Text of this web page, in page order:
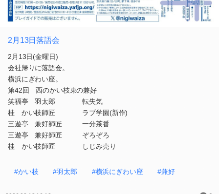
2月13日落語会
2月13日(金曜日)
会社帰りに落語会。
横浜にぎわい座。
第42回 西のかい枝東の兼好
笑福亭 羽太郎 転失気
桂 かい枝師匠 ラブ学園(新作)
三遊亭 兼好師匠 一分茶番
三遊亭 兼好師匠 ぞろぞろ
桂 かい枝師匠 しじみ売り
#かい枝 #羽太郎 #横浜にぎわい座 #兼好